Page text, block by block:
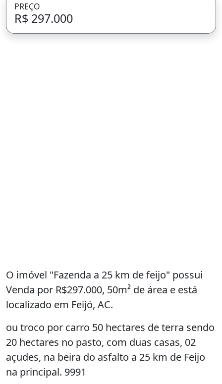
PREÇO
R$ 297.000
O imóvel "Fazenda a 25 km de feijo" possui
Venda por R$297.000, 50m² de área e está
localizado em Feijó, AC.
ou troco por carro 50 hectares de terra sendo
20 hectares no pasto, com duas casas, 02
açudes, na beira do asfalto a 25 km de Feijo
na principal. 9991